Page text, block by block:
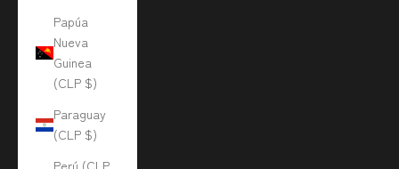
Papúa
Nueva
Guinea
(CLP $)
Paraguay
(CLP $)
Perú (CLP